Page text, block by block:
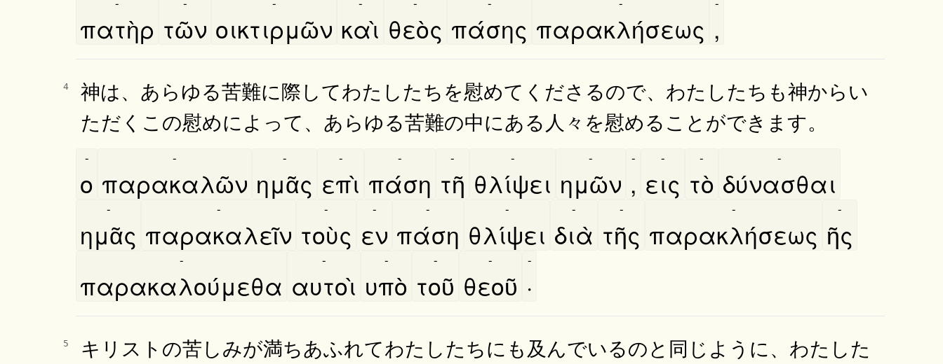
πατὴρ τῶν οικτιρμῶν καὶ θεὸς πάσης παρακλήσεως ,
4
神は、あらゆる苦難に際してわたしたちを慰めてくださるので、わたしたちも神からい
ただくこの慰めによって、あらゆる苦難の中にある人々を慰めることができます。
ο
-
παρακαλῶν
-
ημᾶς
-
επὶ
-
πάση
-
τῆ
-
θλίψει
-
ημῶν
-
,
-
εις
-
τὸ
-
δύνασθαι
-
ημᾶς
-
παρακαλεῖν
-
τοὺς
-
εν
-
πάση
-
θλίψει
-
διὰ
-
τῆς
-
παρακλήσεως
-
ῆς
-
παρακαλούμεθα
-
αυτοὶ
-
υπὸ
-
τοῦ
-
θεοῦ
-
·
-
5
キリストの苦しみが満ちあふれてわたしたちにも及んでいるのと同じように、わたした